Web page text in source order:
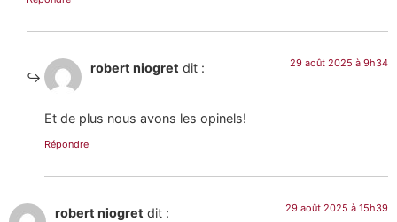
robert niogret dit : 29 août 2025 à 9h34
Et de plus nous avons les opinels!
Répondre
robert niogret dit : 29 août 2025 à 15h39